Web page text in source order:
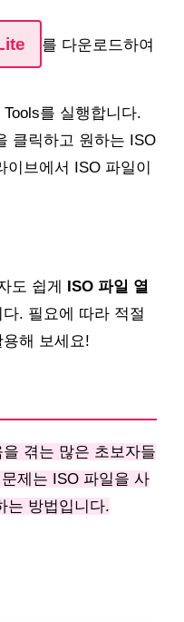
를 다운로드하여
를 실행합니다.
클릭하고 원하는 ISO
이브에서 ISO 파일이
도 쉽게 ISO 파일 열
. 필요에 따라 적절
해 보세요!
겪는 많은 초보자들
제는 ISO 파일을 사
는 방법입니다.